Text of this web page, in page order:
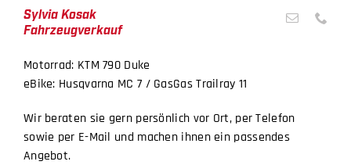
Sylvia Kosak
Fahrzeugverkauf
Motorrad: KTM 790 Duke
eBike: Husqvarna MC 7 / GasGas Trailray 11
Wir beraten sie gern persönlich vor Ort, per Telefon
sowie per E-Mail und machen ihnen ein passendes
Angebot.